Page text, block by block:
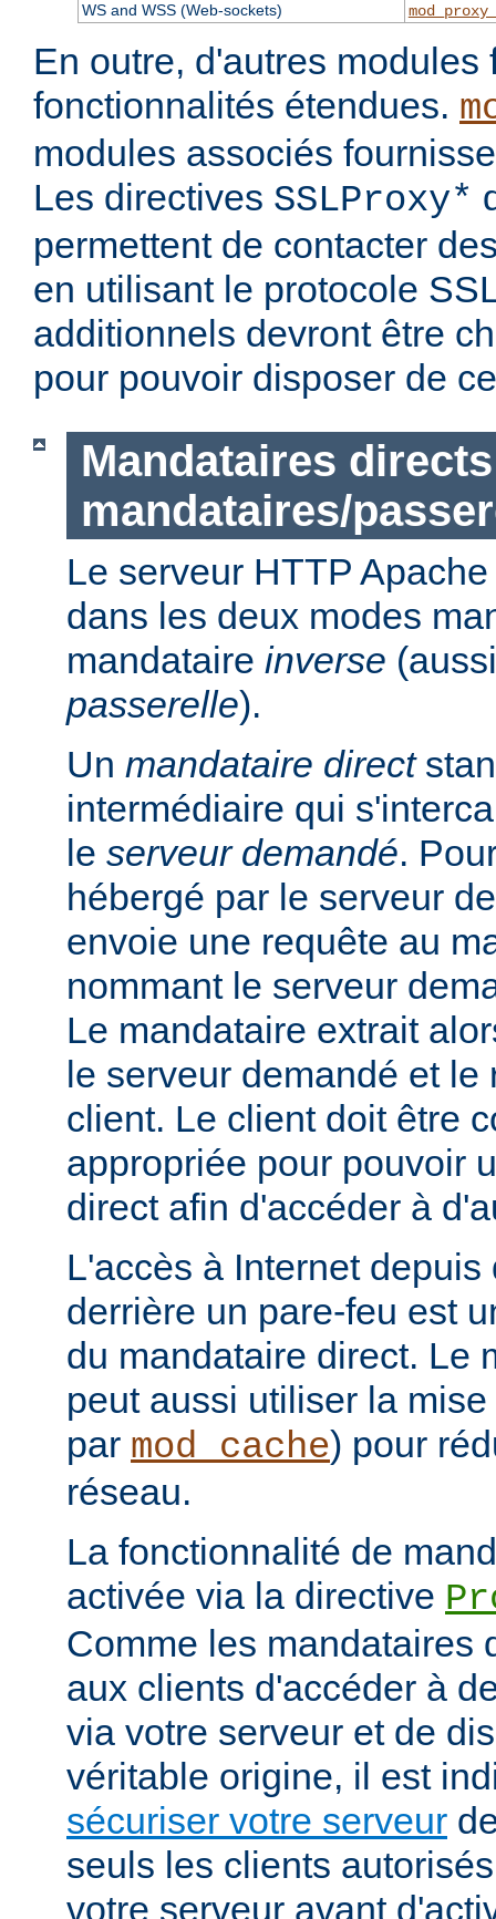
WS and WSS (Web-sockets)
En outre, d'autres modules
fonctionnalités étendues.
modules associés
Les directives SSLProxy*
permettent de contacter
en utilisant le protocole
additionnels devront être
pour pouvoir disposer de
Mandataires
mandataires/
Le serveur HTTP
dans les deux modes
mandataire inverse
passerelle).
Un mandataire direct
intermédiaire qui
le serveur demandé.
hébergé par le serveur
envoie une requête au
nommant le serveur
Le mandataire extrait
le serveur demandé et
client. Le client doit être
appropriée pour pouvoir
direct afin d'accéder à
L'accès à Internet
derrière un pare-feu est
du mandataire direct. Le
peut aussi utiliser la
par mod_cache) pour
réseau.
La fonctionnalité de
activée via la directive
Comme les mandataires
aux clients d'accéder à
via votre serveur et de
véritable origine, il est
sécuriser votre serveur
seuls les clients
votre serveur avant